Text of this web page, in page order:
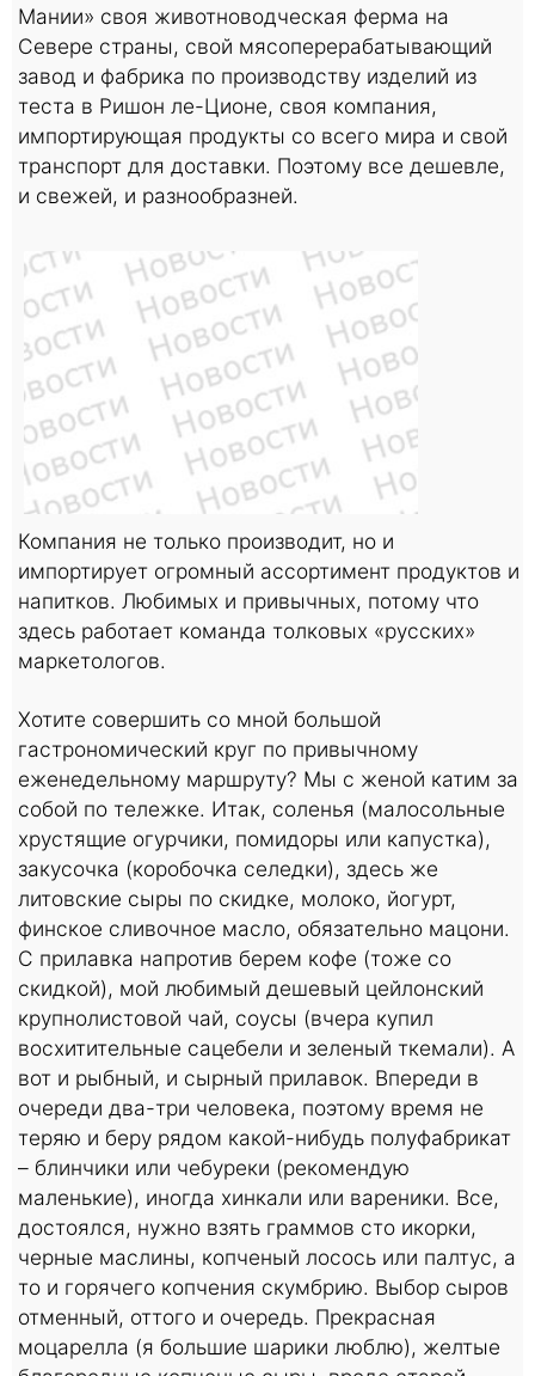
Мании» своя животноводческая ферма на
Севере страны, свой мясоперерабатывающий
завод и фабрика по производству изделий из
теста в Ришон ле-Ционе, своя компания,
импортирующая продукты со всего мира и свой
транспорт для доставки. Поэтому все дешевле,
и свежей, и разнообразней.
Компания не только производит, но и
импортирует огромный ассортимент продуктов и
напитков. Любимых и привычных, потому что
здесь работает команда толковых «русских»
маркетологов.
Хотите совершить со мной большой
гастрономический круг по привычному
еженедельному маршруту? Мы с женой катим за
собой по тележке. Итак, соленья (малосольные
хрустящие огурчики, помидоры или капустка),
закусочка (коробочка селедки), здесь же
литовские сыры по скидке, молоко, йогурт,
финское сливочное масло, обязательно мацони.
С прилавка напротив берем кофе (тоже со
скидкой), мой любимый дешевый цейлонский
крупнолистовой чай, соусы (вчера купил
восхитительные сацебели и зеленый ткемали). А
вот и рыбный, и сырный прилавок. Впереди в
очереди два-три человека, поэтому время не
теряю и беру рядом какой-нибудь полуфабрикат
– блинчики или чебуреки (рекомендую
маленькие), иногда хинкали или вареники. Все,
достоялся, нужно взять граммов сто икорки,
черные маслины, копченый лосось или палтус, а
то и горячего копчения скумбрию. Выбор сыров
отменный, оттого и очередь. Прекрасная
моцарелла (я большие шарики люблю), желтые